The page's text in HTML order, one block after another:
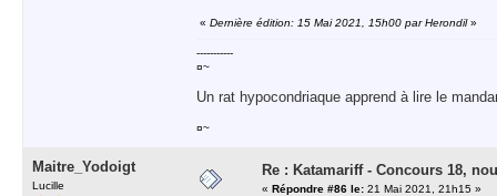
« Dernière édition: 15 Mai 2021, 15h00 par Herondil»
-----------
¤~
Un rat hypocondriaque apprend à lire le
¤~
Maitre_Yodoigt
Lucille
Re : Katamariff - Concours 18,
« Répondre #86 le: 21 Mai 2021, 21h15 »